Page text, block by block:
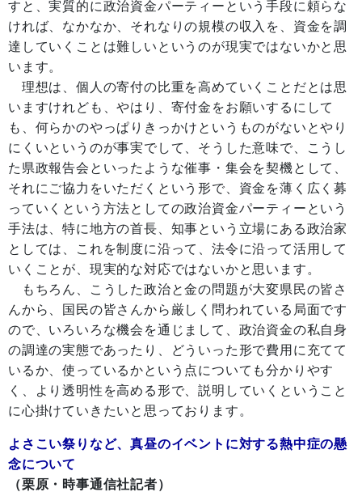
すと、実質的に政治資金パーティーという手段に頼らな
ければ、なかなか、それなりの規模の収入を、資金を調
達していくことは難しいというのが現実ではないかと思
います。
理想は、個人の寄付の比重を高めていくことだとは思
いますけれども、やはり、寄付金をお願いするにして
も、何らかのやっぱりきっかけというものがないとやり
にくいというのが事実でして、そうした意味で、こうし
た県政報告会といったような催事・集会を契機として、
それにご協力をいただくという形で、資金を薄く広く募
っていくという方法としての政治資金パーティーという
手法は、特に地方の首長、知事という立場にある政治家
としては、これを制度に沿って、法令に沿って活用して
いくことが、現実的な対応ではないかと思います。
もちろん、こうした政治と金の問題が大変県民の皆さ
んから、国民の皆さんから厳しく問われている局面です
ので、いろいろな機会を通じまして、政治資金の私自身
の調達の実態であったり、どういった形で費用に充てて
いるか、使っているかという点についても分かりやす
く、より透明性を高める形で、説明していくということ
に心掛けていきたいと思っております。
よさこい祭りなど、真昼のイベントに対する熱中症の懸
念について
（栗原・時事通信社記者）